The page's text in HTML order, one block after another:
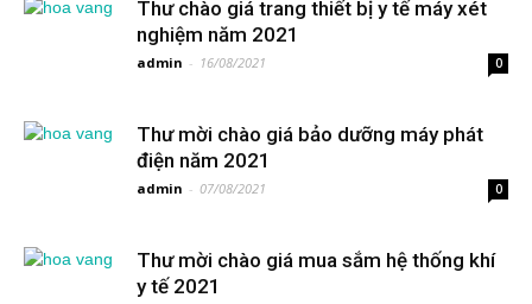
Thư chào giá trang thiết bị y tế máy xét
nghiệm năm 2021
admin - 16/08/2021 0
Thư mời chào giá bảo dưỡng máy phát
điện năm 2021
admin - 07/08/2021 0
Thư mời chào giá mua sắm hệ thống khí
y tế 2021